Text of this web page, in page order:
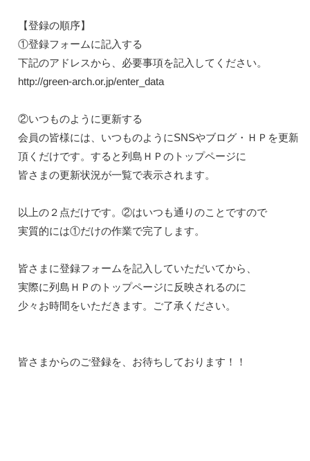
【登録の順序】
①登録フォームに記入する
http://green-arch.or.jp/enter_data
②いつものように更新する
会員の皆様には、いつものようにSNSやブログ・ＨＰを更新
頂くだけです。すると列島ＨＰのトップページに
皆さまの更新状況が一覧で表示されます。
以上の２点だけです。②はいつも通りのことですので
実質的には①だけの作業で完了します。
皆さまに登録フォームを記入していただいてから、
実際に列島ＨＰのトップページに反映されるのに
少々お時間をいただきます。ご了承ください。